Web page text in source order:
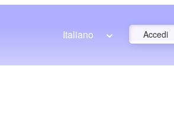
Italiano Accedi